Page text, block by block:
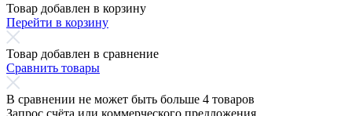
Товар добавлен в корзину
Перейти в корзину
Товар добавлен в сравнение
Сравнить товары
В сравнении не может быть больше 4 товаров
Запрос счёта или коммерческого предложения